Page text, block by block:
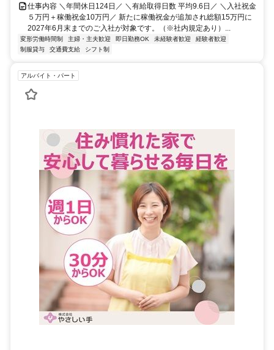
仕事内容 ＼年間休日124日／ ＼有給取得日数 平均9.6日／ ＼入社祝金
５万円＋稼働祝金10万円／ 新たに稼働祝金が追加され総額15万円に
2027年6月末までのご入社が対象です。（※社内規定あり）...
変形労働時間制 主婦・主夫歓迎 即日勤務OK 未経験者歓迎
経験者歓迎
制服貸与
交通費支給 シフト制
アルバイト・パート